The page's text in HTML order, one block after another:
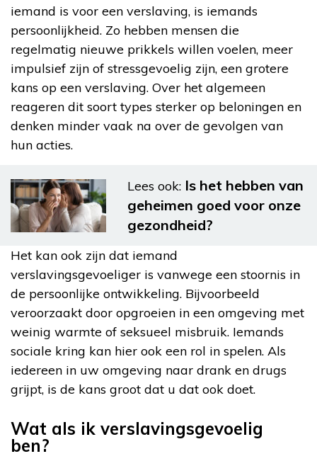
iemand is voor een verslaving, is iemands
persoonlijkheid. Zo hebben mensen die
regelmatig nieuwe prikkels willen voelen, meer
impulsief zijn of stressgevoelig zijn, een grotere
kans op een verslaving. Over het algemeen
reageren dit soort types sterker op beloningen en
denken minder vaak na over de gevolgen van
hun acties.
Lees ook: Is het hebben van
geheimen goed voor onze
gezondheid?
Het kan ook zijn dat iemand
verslavingsgevoeliger is vanwege een stoornis in
de persoonlijke ontwikkeling. Bijvoorbeeld
veroorzaakt door opgroeien in een omgeving met
weinig warmte of seksueel misbruik. Iemands
sociale kring kan hier ook een rol in spelen. Als
iedereen in uw omgeving naar drank en drugs
grijpt, is de kans groot dat u dat ook doet.
Wat als ik verslavingsgevoelig
ben?